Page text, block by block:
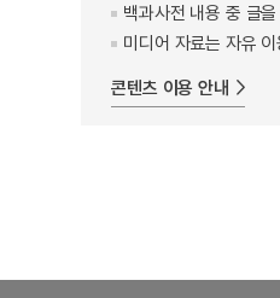
백과사전 내용 중 글
미디어 자료는 자유
콘텐츠 이용 안내